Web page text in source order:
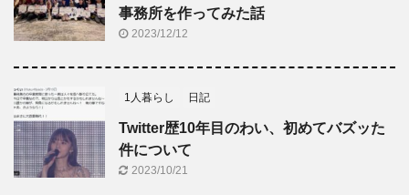
事務所を作ってみた話
2023/12/12
1人暮らし 日記
Twitter歴10年目のわい、初めてバズッた
件について
2023/10/21